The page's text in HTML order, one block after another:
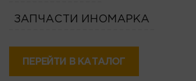
ЗАПЧАСТИ ИНОМАРКА
ПЕРЕЙТИ В КАТАЛОГ